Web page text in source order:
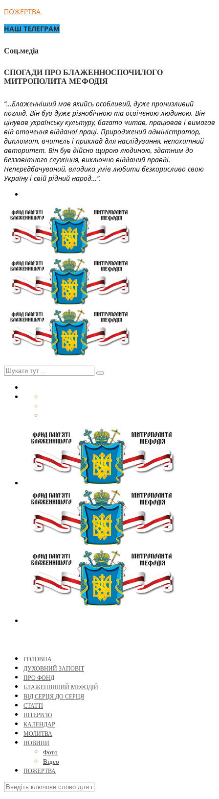
ПОЖЕРТВА
НАШ ТЕЛЕГРАМ
Соц.медіа
СПОГАДИ ПРО БЛАЖЕННОСПОЧИЛОГО
МИТРОПОЛИТА МЕФОДІЯ
“…Блаженніший мав якийсь особливий, дуже пронизливий
погляд. Він був дуже різнобічною та освіченою людиною. Він
цінував українську культуру, багато читав, працював і вимагав
від оточення відданої праці. Природжений адміністратор,
дипломат, вчитель і приклад для наслідування, непохитний
авторитет. Він був дійсно щирою людиною, здатним до
беззавітного служіння, виключно відданий правді.
Непередбачуваний, владика умів любити безкорисливо свою
Україну і свій рідний народ…”.
ГОЛОВНА
ДУХОВНИЙ ЗАПОВІТ
ПРО ФОНД
БЛАЖЕННІШИЙ МЕФОДІЙ
ВІД СЕРЦЯ ДО СЕРЦЯ
СТАТТІ
ІНТЕРВ’Ю
КАЛЕНДАР
МОЛИТВА
НОВИНИ
Фото
Відео
ПОЖЕРТВА